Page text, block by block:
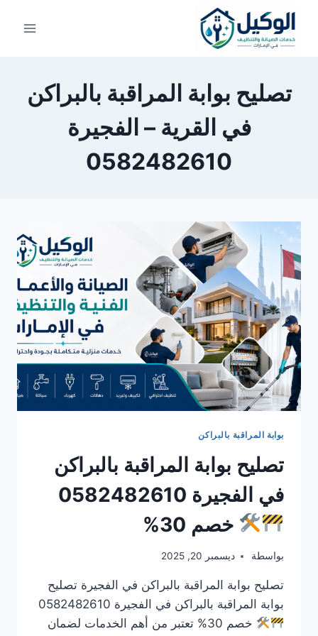
التجاوز
المحتوى
تصليح بوابة المراقبة بالبراكن
في القرية – الفجيرة
0582482610
بوابة المراقبة بالبراكن
تصليح بوابة المراقبة بالبراكن
في الفجيرة 0582482610
خصم 30%
بواسطة ديسمبر 20, 2025
تصليح بوابة المراقبة بالبراكن في الفجيرة تصليح
بوابة المراقبة بالبراكن في الفجيرة 0582482610
خصم 30% تعتبر من أهم الخدمات لضمان